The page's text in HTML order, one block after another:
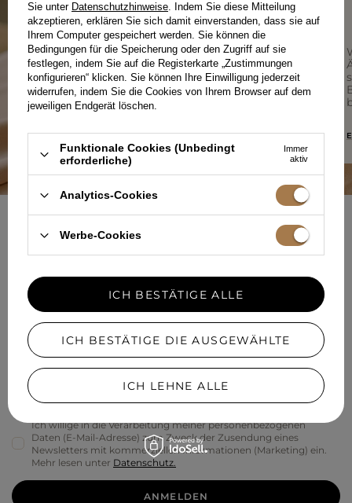
Bei Lou zählt jedes Detail – von der Qualität
der Stoffe über durchdachte Schnitte bis hin
zur lokalen Produktion. Wir fertigen mit
Sorgfalt für Sie und mit Respekt vor dem
Prozess.
MEHR ÜBER UNS ERFAHREN
NEWSLETTER
SELBSTBEWUSST KLEIDEN
Registrieren Sie sich für den kostenlosen Newsletter
Ihre E-Mail Adresse
Ich willige in die Verarbeitung meiner personenbezogenen
Daten (E-Mail-Adresse) zum Zweck der Zusendung eines
Newsletters mit kommerziellen Informationen (Marketing) ein.
Mehr lesen unter Datenschutz.
ANMELDEN
Sie unter Datenschutzhinweise. Indem Sie diese Mitteilung
akzeptieren, erklären Sie sich damit einverstanden, dass sie auf
Ihrem Computer gespeichert werden. Sie können die
Bedingungen für die Speicherung oder den Zugriff auf sie
festlegen, indem Sie auf die Registerkarte „Zustimmungen
konfigurieren“ klicken. Sie können Ihre Einwilligung jederzeit
widerrufen, indem Sie die Cookies von Ihrem Browser auf dem
jeweiligen Endgerät löschen.
Funktionale Cookies (Unbedingt
erforderliche)
Immer
aktiv
Analytics-Cookies
Werbe-Cookies
ICH BESTÄTIGE DIE AUSGEWÄHLTE
ICH LEHNE ALLE
ICH BESTÄTIGE ALLE